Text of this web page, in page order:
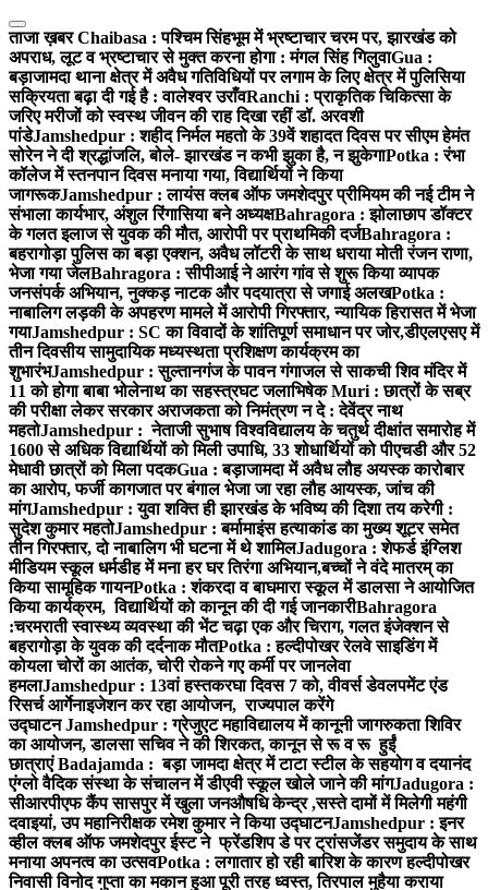
Skip
to
content
ताजा ख़बरChaibasa : पश्चिम सिंहभूम में भ्रष्टाचार चरम पर, झारखंड को
अपराध, लूट व भ्रष्टाचार से मुक्त करना होगा : मंगल सिंह गिलुवाGua :
बड़ाजामदा थाना क्षेत्र में अवैध गतिविधियों पर लगाम के लिए क्षेत्र में पुलिसिया
सक्रियता बढ़ा दी गई है : वालेश्वर उराँवRanchi : प्राकृतिक चिकित्सा के
जरिए मरीजों को स्वस्थ जीवन की राह दिखा रहीं डॉ. अरवशी
पांडेJamshedpur : शहीद निर्मल महतो के 39वें शहादत दिवस पर सीएम हेमंत
सोरेन ने दी श्रद्धांजलि, बोले- झारखंड न कभी झुका है, न झुकेगाPotka : रंभा
कॉलेज में स्तनपान दिवस मनाया गया, विद्यार्थियों ने किया
जागरूकJamshedpur : लायंस क्लब ऑफ जमशेदपुर प्रीमियम की नई टीम ने
संभाला कार्यभार, अंशुल रिंगासिया बने अध्यक्षBahragora : झोलाछाप डॉक्टर
के गलत इलाज से युवक की मौत, आरोपी पर प्राथमिकी दर्जBahragora :
बहरागोड़ा पुलिस का बड़ा एक्शन, अवैध लॉटरी के साथ धराया मोती रंजन राणा,
भेजा गया जेलBahragora : सीपीआई ने आरंग गांव से शुरू किया व्यापक
जनसंपर्क अभियान, नुक्कड़ नाटक और पदयात्रा से जगाई अलखPotka :
नाबालिग लड़की के अपहरण मामले में आरोपी गिरफ्तार, न्यायिक हिरासत में भेजा
गयाJamshedpur : SC का विवादों के शांतिपूर्ण समाधान पर जोर,डीएलएसए में
तीन दिवसीय सामुदायिक मध्यस्थता प्रशिक्षण कार्यक्रम का
शुभारंभJamshedpur : सुल्तानगंज के पावन गंगाजल से साकची शिव मंदिर में
11 को होगा बाबा भोलेनाथ का सहस्त्रघट जलाभिषेकMuri : छात्रों के सब्र
की परीक्षा लेकर सरकार अराजकता को निमंत्रण न दे : देवेंद्र नाथ
महतोJamshedpur : नेताजी सुभाष विश्वविद्यालय के चतुर्थ दीक्षांत समारोह में
1600 से अधिक विद्यार्थियों को मिली उपाधि, 33 शोधार्थियों को पीएचडी और 52
मेधावी छात्रों को मिला पदकGua : बड़ाजामदा में अवैध लौह अयस्क कारोबार
का आरोप, फर्जी कागजात पर बंगाल भेजा जा रहा लौह आयस्क, जांच की
मांगJamshedpur : युवा शक्ति ही झारखंड के भविष्य की दिशा तय करेगी :
सुदेश कुमार महतोJamshedpur : बर्मामाइंस हत्याकांड का मुख्य शूटर समेत
तीन गिरफ्तार, दो नाबालिग भी घटना में थे शामिलJadugora : शेफर्ड इंग्लिश
मीडियम स्कूल धर्मडीह में मना हर घर तिरंगा अभियान,बच्चों ने वंदे मातरम् का
किया सामूहिक गायनPotka : शंकरदा व बाघमारा स्कूल में डालसा ने आयोजित
किया कार्यक्रम, विद्यार्थियों को कानून की दी गई जानकारीBahragora
:चरमराती स्वास्थ्य व्यवस्था की भेंट चढ़ा एक और चिराग, गलत इंजेक्शन से
बहरागोड़ा के युवक की दर्दनाक मौतPotka : हल्दीपोखर रेलवे साइडिंग में
कोयला चोरों का आतंक, चोरी रोकने गए कर्मी पर जानलेवा
हमलाJamshedpur : 13वां हस्तकरघा दिवस 7 को, वीवर्स डेवलपमेंट एंड
रिसर्च आर्गेनाइजेशन कर रहा आयोजन, राज्यपाल करेंगे
उद्घाटनJamshedpur : ग्रेजुएट महाविद्यालय में कानूनी जागरुकता शिविर
का आयोजन, डालसा सचिव ने की शिरकत, कानून से रू व रू हुईं
छात्राएंBadajamda : बड़ा जामदा क्षेत्र में टाटा स्टील के सहयोग व दयानंद
एंग्लो वैदिक संस्था के संचालन में डीएवी स्कूल खोले जाने की मांगJadugora :
सीआरपीएफ कैंप सासपुर में खुला जनऔषधि केन्द्र ,सस्ते दामों में मिलेगी महंगी
दवाइयां, उप महानिरीक्षक रमेश कुमार ने किया उद्घाटनJamshedpur : इनर
व्हील क्लब ऑफ जमशेदपुर ईस्ट ने फ्रेंडशिप डे पर ट्रांसजेंडर समुदाय के साथ
मनाया अपनत्व का उत्सवPotka : लगातार हो रही बारिश के कारण हल्दीपोखर
निवासी विनोद गुप्ता का मकान हुआ पूरी तरह ध्वस्त, तिरपाल मुहैया कराया